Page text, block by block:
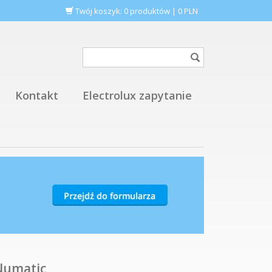
Twój koszyk: 0 produktów | 0 PLN
Kontakt Electrolux zapytanie